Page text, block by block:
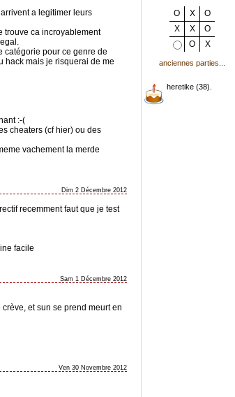
a legitimer leurs
trouve ca incroyablement
catégorie pour ce genre de
hack mais je risquerai de me
:-(
cheaters (cf hier) ou des
vachement la merde
Dim 2 Décembre 2012
recemment faut que je test
facile
Sam 1 Décembre 2012
et sun se prend meurt en
Ven 30 Novembre 2012
O X
O
X
X
O
O
X
anciennes parties...
heretike (38).